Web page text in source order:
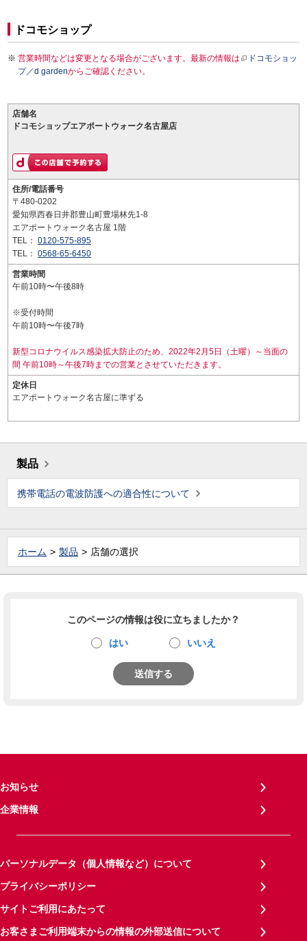
ドコモショップ
営業時間などは変更となる場合がございます。最新の情報は
ドコモショッ
プ／d gardenからご確認ください。
店舗名
ドコモショップエアポートウォーク名古屋店
住所/電話番号
〒480-0202
愛知県西春日井郡豊山町豊場林先1-8
エアポートウォーク名古屋 1階
TEL： 0120-575-895
TEL： 0568-65-6450
営業時間
午前10時〜午後8時
※受付時間
午前10時〜午後7時
新型コロナウイルス感染拡大防止のため、2022年2月5日（土曜）～当面の
間 午前10時～午後7時までの営業とさせていただきます。
定休日
エアポートウォーク名古屋に準ずる
製品
携帯電話の電波防護への適合性について
ホーム 製品 店舗の選択
このページの情報は役に立ちましたか？
はい いいえ
送信する
お知らせ
企業情報
パーソナルデータ（個人情報など）について
プライバシーポリシー
サイトご利用にあたって
お客さまご利用端末からの情報の外部送信について